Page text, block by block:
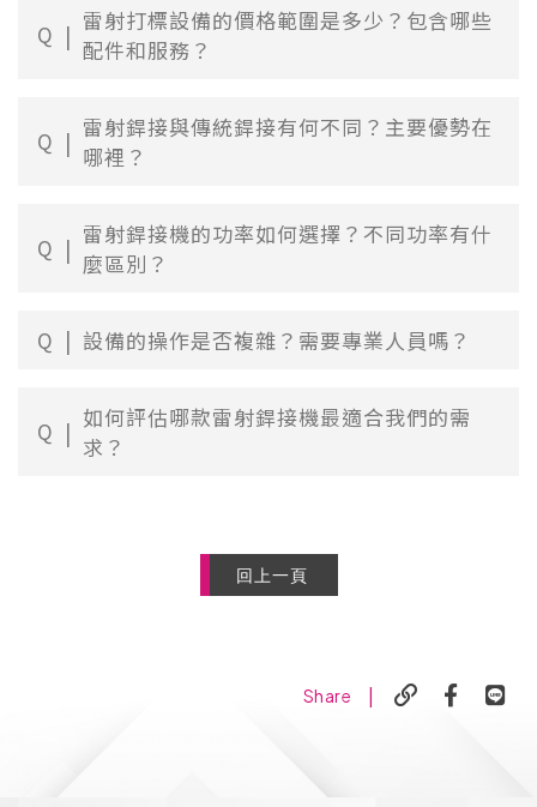
Q
雷射打標設備的價格範圍是多少？包含哪些
配件和服務？
Q
雷射銲接與傳統銲接有何不同？主要優勢在
哪裡？
Q
雷射銲接機的功率如何選擇？不同功率有什
麼區別？
Q 設備的操作是否複雜？需要專業人員嗎？
Q
如何評估哪款雷射銲接機最適合我們的需
求？
回上一頁
Share |